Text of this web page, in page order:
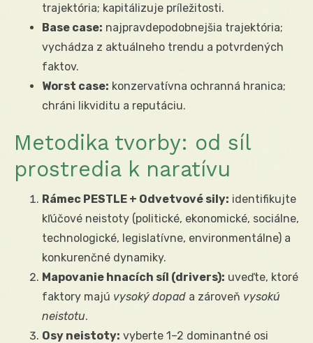
trajektória; kapitálizuje príležitosti.
Base case: najpravdepodobnejšia trajektória;
vychádza z aktuálneho trendu a potvrdených
faktov.
Worst case: konzervatívna ochranná hranica;
chráni likviditu a reputáciu.
Metodika tvorby: od síl
prostredia k naratívu
Rámec PESTLE + Odvetvové sily: identifikujte
kľúčové neistoty (politické, ekonomické, sociálne,
technologické, legislatívne, environmentálne) a
konkurenčné dynamiky.
Mapovanie hnacích síl (drivers): uveďte, ktoré
faktory majú vysoký dopad a zároveň vysokú
neistotu.
Osy neistoty: vyberte 1–2 dominantné osi